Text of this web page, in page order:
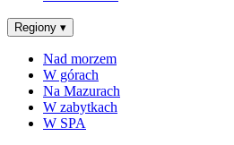
Regiony ▾
Nad morzem
W górach
Na Mazurach
W zabytkach
W SPA